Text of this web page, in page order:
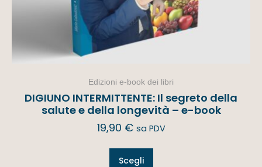
Edizioni e-book dei libri
DIGIUNO INTERMITTENTE: Il segreto della
salute e della longevità – e-book
19,90 € sa PDV
Scegli